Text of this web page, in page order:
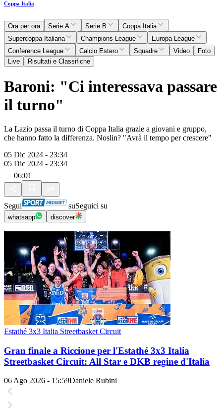
Coppa Italia
Ora per ora Serie A Serie B
Coppa Italia
Supercoppa Italiana
Champions League
Europa League
Conference League
Calcio Estero Squadre Video
Foto
Live
Risultati e Classifiche
Baroni: "Ci interessava passare
il turno"
La Lazio passa il turno di Coppa Italia grazie a giovani e gruppo,
che hanno fatto la differenza. Noslin? "Avrà il tempo per crescere"
05 Dic 2024 - 23:34
05 Dic 2024 - 23:34
06:01
Segui suSeguici su
whatsapp discover
Estathé 3x3 Italia Streetbasket Circuit
Gran finale a Riccione per l'Estathé 3x3 Italia
Streetbasket Circuit: All Star e DKB regine d'Italia
06 Ago 2026 - 15:59Daniele Rubini